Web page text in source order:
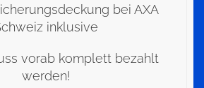
bei AXA
inklusive
vorab komplett bezahlt
werden!